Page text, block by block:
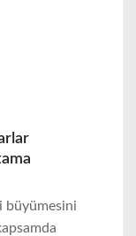
büyümesini